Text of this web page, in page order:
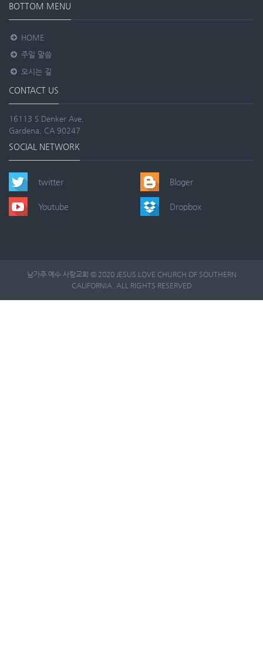
BOTTOM MENU
HOME
주일 말씀
오시는 길
CONTACT US
16113 S.Denker Ave,
Gardena, CA 90247
SOCIAL NETWORK
twitter
Youtube
Bloger
Dropbox
남가주 예수 사랑교회 © 2020 JESUS LOVE CHURCH OF SOUTHERN
CALIFORNIA. ALL RIGHTS RESERVED